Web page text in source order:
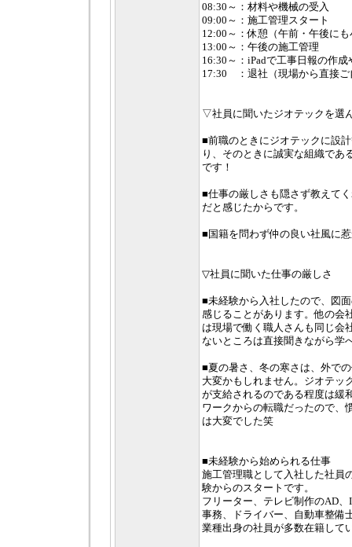
08:30～：材料や機械の受入
09:00～：施工管理スタート
12:00～：休憩（午前・午後に
13:00～：午後の施工管理
16:30～：iPadで工事日報の作成
17:30 ：退社（現場から直接ご
▽社員に聞いたジオテックを選
■前職のときにジオテックに設
り、そのときに誠実な組織であ
です！
■仕事の厳しさも隠さず教えて
だと感じたからです。
■国籍を問わず仲の良い社風に
▽社員に聞いた仕事の厳しさ
■未経験から入社したので、図
感じることがあります。他の会
は現場で働く職人さんも同じ会
ないところは直接聞きながら学
■夏の暑さ、冬の寒さは、外で
大変かもしれません。ジオテッ
が支給されるのである程度は緩
ワークからの転職だったので、
は大変でした笑
■未経験から始められる仕事
施工管理職として入社した社員
験からのスタートです。
フリーター、テレビ制作のAD
事務、ドライバー、自動車整備
業種出身の社員が多数在籍して